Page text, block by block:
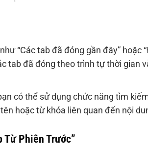
“Các tab đã đóng gần đây” hoặc
tab đã đóng theo trình tự thời gian
có thể sử dụng chức năng tìm
hoặc từ khóa liên quan đến nội
Từ Phiên Trước”